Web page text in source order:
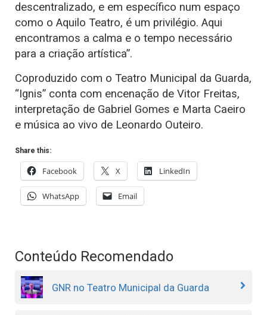
descentralizado, e em específico num espaço
como o Aquilo Teatro, é um privilégio. Aqui
encontramos a calma e o tempo necessário
para a criação artística”.
Coproduzido com o Teatro Municipal da Guarda,
“Ignis” conta com encenação de Vitor Freitas,
interpretação de Gabriel Gomes e Marta Caeiro
e música ao vivo de Leonardo Outeiro.
Share this:
Facebook X LinkedIn
WhatsApp Email
Conteúdo Recomendado
GNR no Teatro Municipal da Guarda